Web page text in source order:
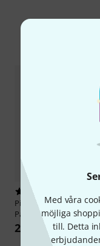
Med våra
möjliga
till. Detta
PisoniDCL-20Deluxe
Pad 10,0
22 kr